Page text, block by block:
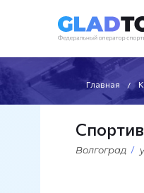
Главная
Волгоград